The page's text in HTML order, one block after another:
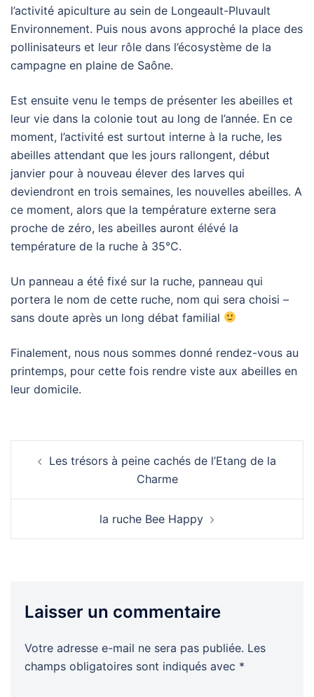
l’activité apiculture au sein de Longeault-Pluvault
Environnement. Puis nous avons approché la place des
pollinisateurs et leur rôle dans l’écosystème de la
campagne en plaine de Saône.
Est ensuite venu le temps de présenter les abeilles et
leur vie dans la colonie tout au long de l’année. En ce
moment, l’activité est surtout interne à la ruche, les
abeilles attendant que les jours rallongent, début
janvier pour à nouveau élever des larves qui
deviendront en trois semaines, les nouvelles abeilles. A
ce moment, alors que la température externe sera
proche de zéro, les abeilles auront élévé la
température de la ruche à 35°C.
Un panneau a été fixé sur la ruche, panneau qui
portera le nom de cette ruche, nom qui sera choisi –
sans doute après un long débat familial
Finalement, nous nous sommes donné rendez-vous au
printemps, pour cette fois rendre viste aux abeilles en
leur domicile.
d’articleLes trésors à peine cachés de l’Etang de la
Charme
la ruche Bee Happy
Laisser un commentaire
Votre adresse e-mail ne sera pas publiée. Les
champs obligatoires sont indiqués avec *